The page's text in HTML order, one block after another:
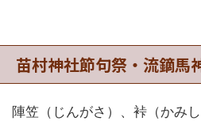
苗村神社節句祭・流鏑馬
陣笠（じんがさ）、裃（かみ